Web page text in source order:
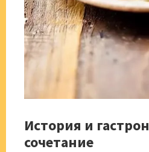
История и
сочетание